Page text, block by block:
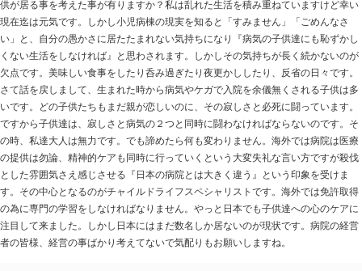
チャイルドライフスペシャリスト
2017.05.03 | Category:院長ブログ
先日テレビを見ていて反省しました。大人でも入院して
痛みが有ったり気持ち悪くなったり精神的に不安になり
しょう。ましてや子供なら尚更です。生まれて病院から
供が居る事を考えた事が有りますか？私は乱れた生活を
現在迄は元気です。しかし小児病棟の現実を知ると「す
い」と、自分の愚かさに居たたまれない気持ちになり『
くない生活をしなければ』と思わされます。しかしその